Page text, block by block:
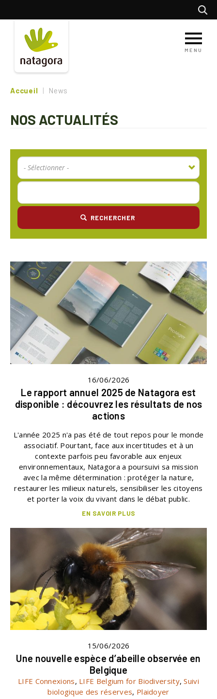
principal
MENU
Accueil News
NOS ACTUALITÉS
RECHERCHER
16/06/2026
Le rapport annuel 2025 de Natagora est
disponible : découvrez les résultats de nos
actions
L'année 2025 n'a pas été de tout repos pour le monde
associatif. Pourtant, face aux incertitudes et à un
contexte parfois peu favorable aux enjeux
environnementaux, Natagora a poursuivi sa mission
avec la même détermination : protéger la nature,
restaurer les milieux naturels, sensibiliser les citoyens
et porter la voix du vivant dans le débat public.
EN SAVOIR PLUS
15/06/2026
Une nouvelle espèce d’abeille observée en
Belgique
LIFE Connexions, LIFE Belgium for Biodiversity,Suivi
biologique des réserves, Plaidoyer